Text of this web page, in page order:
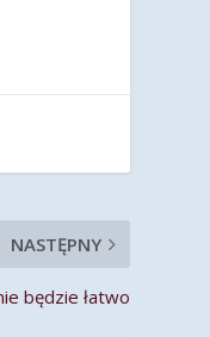
NASTĘPNY
będzie łatwo